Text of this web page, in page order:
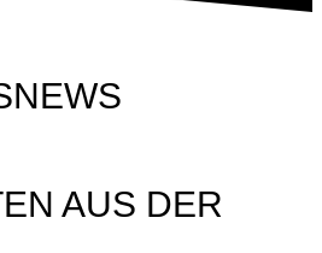
AUS DER